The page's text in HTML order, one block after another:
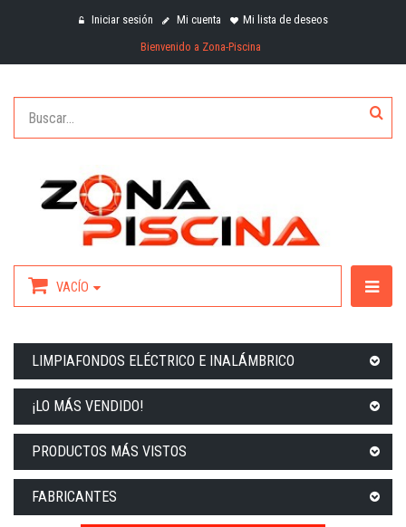
Iniciar sesión Mi cuenta
Mi lista de deseos
Bienvenido a Zona-Piscina
VACÍO
LIMPIAFONDOS ELÉCTRICO E INALÁMBRICO
¡LO MÁS VENDIDO!
PRODUCTOS MÁS VISTOS
FABRICANTES